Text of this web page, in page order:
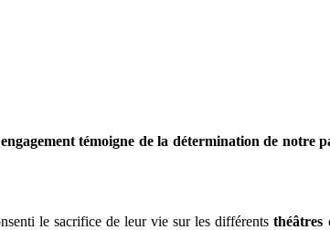
témoigne de la détermination de notre
le sacrifice de leur vie sur les différents théâtres